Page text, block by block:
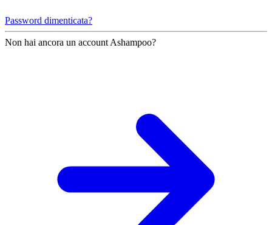
Password dimenticata?
Non hai ancora un account Ashampoo?